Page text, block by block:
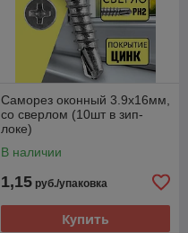
Саморез оконный 3.9х16мм,
со сверлом (10шт в зип-
локе)
В наличии
1,15 руб./упаковка
Купить